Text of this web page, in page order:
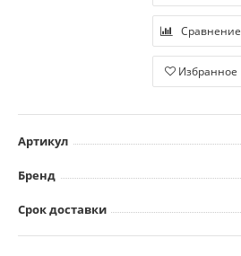
Сравнение
Избранное
Артикул
Бренд
Срок доставки